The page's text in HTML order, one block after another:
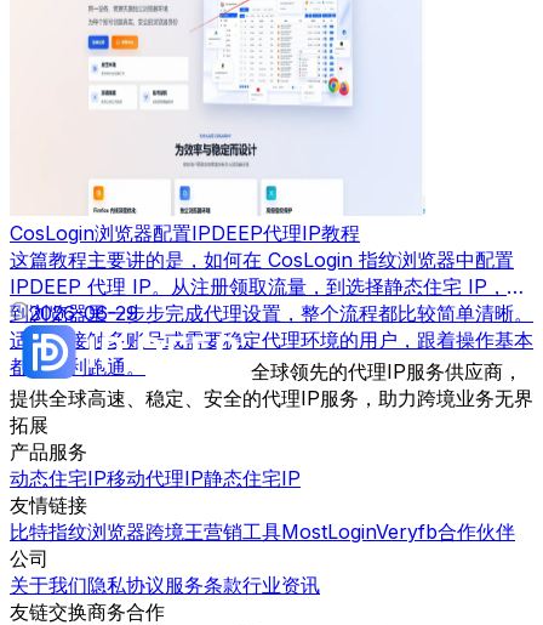
CosLogin浏览器配置IPDEEP代理IP教程
这篇教程主要讲的是，如何在 CosLogin 指纹浏览器中配置
IPDEEP 代理 IP。从注册领取流量，到选择静态住宅 IP，再
到浏览器里一步步完成代理设置，整个流程都比较简单清晰。
适合刚接触多账号或需要稳定代理环境的用户，跟着操作基本
都能顺利跑通。
2026-06-29
全球领先的代理IP服务供应商，
提供全球高速、稳定、安全的代理IP服务，助力跨境业务无界
拓展
产品服务
动态住宅IP移动代理IP静态住宅IP
友情链接
比特指纹浏览器跨境王营销工具MostLoginVeryfb合作伙伴
公司
关于我们隐私协议服务条款行业资讯
友链交换商务合作